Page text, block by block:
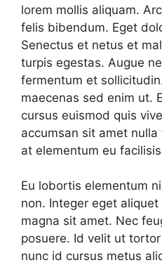
lorem mollis aliquam.
felis bibendum. Eget
Senectus et netus et
turpis egestas. Augue
fermentum et
maecenas sed enim ut.
cursus euismod quis
accumsan sit amet
at elementum eu
Eu lobortis elementum
non. Integer eget
magna sit amet. Nec
posuere. Id velit ut
nunc id cursus metus